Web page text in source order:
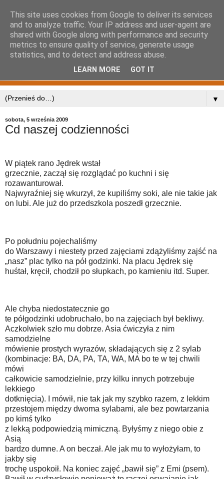
▼
sobota, 5 września 2009
Cd naszej codzienności
W piątek rano Jędrek wstał
grzecznie, zaczął się rozglądać po kuchni i się
rozawanturował.
Najwyraźniej się wkurzył, że kupiliśmy soki, ale nie takie jak
on lubi. Ale już do przedszkola poszedł grzecznie.
Po południu pojechaliśmy
do Warszawy i niestety przed zajęciami zdążyliśmy zajść na
„nasz” plac tylko na pół godzinki. Na placu Jędrek się
huśtał, kręcił, chodził po słupkach, po kamieniu itd. Super.
Ale chyba niedostatecznie go
te półgodzinki udobruchało, bo na zajęciach był bekliwy.
Aczkolwiek szło mu dobrze. Asia ćwiczyła z nim
samodzielne
mówienie prostych wyrazów, składających się z 2 sylab
(kombinacje: BA, DA, PA, TA, WA, MA bo te w tej chwili
mówi
całkowicie samodzielnie, przy kilku innych potrzebuje
lekkiego
dotknięcia). I mówił, nie tak jak my szybko razem, z lekkim
przestojem między dwoma sylabami, ale bez powtarzania
po kimś tylko
z lekką podpowiedzią mimiczną. Byłyśmy z niego obie z
Asią
bardzo dumne. A on beczał. Ale jak mu to wyłożyłam, to
jakby się
trochę uspokoił. Na koniec zajęć „bawił się” z Emi (psem).
This site uses cookies from Google to deliver its services
and to analyze traffic. Your IP address and user-agent are
shared with Google along with performance and security
metrics to ensure quality of service, generate usage
statistics, and to detect and address abuse.
LEARN MORE GOT IT